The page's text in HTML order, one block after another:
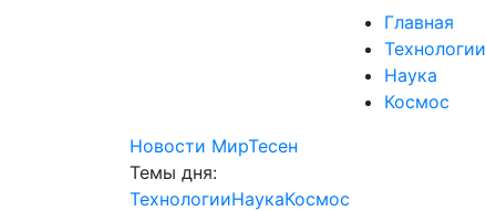
Главная
Технологии
Наука
Космос
Новости МирТесен
Темы дня:
ТехнологииНаукаКосмос